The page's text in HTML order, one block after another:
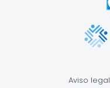
Aviso legal